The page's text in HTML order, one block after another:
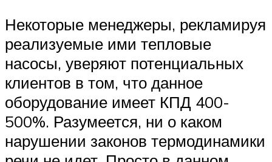
Некоторые менеджеры, рекламируя
реализуемые ими тепловые
насосы, уверяют потенциальных
клиентов в том, что данное
оборудование имеет КПД 400-
500%. Разумеется, ни о каком
нарушении законов термодинамики